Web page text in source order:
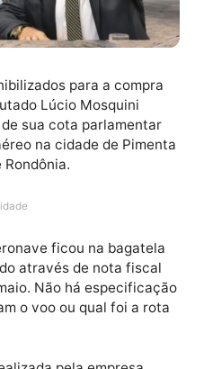
para a compra
Lúcio Mosquini
de sua cota parlamentar
Rondônia.
ficou na
através de nota fiscal